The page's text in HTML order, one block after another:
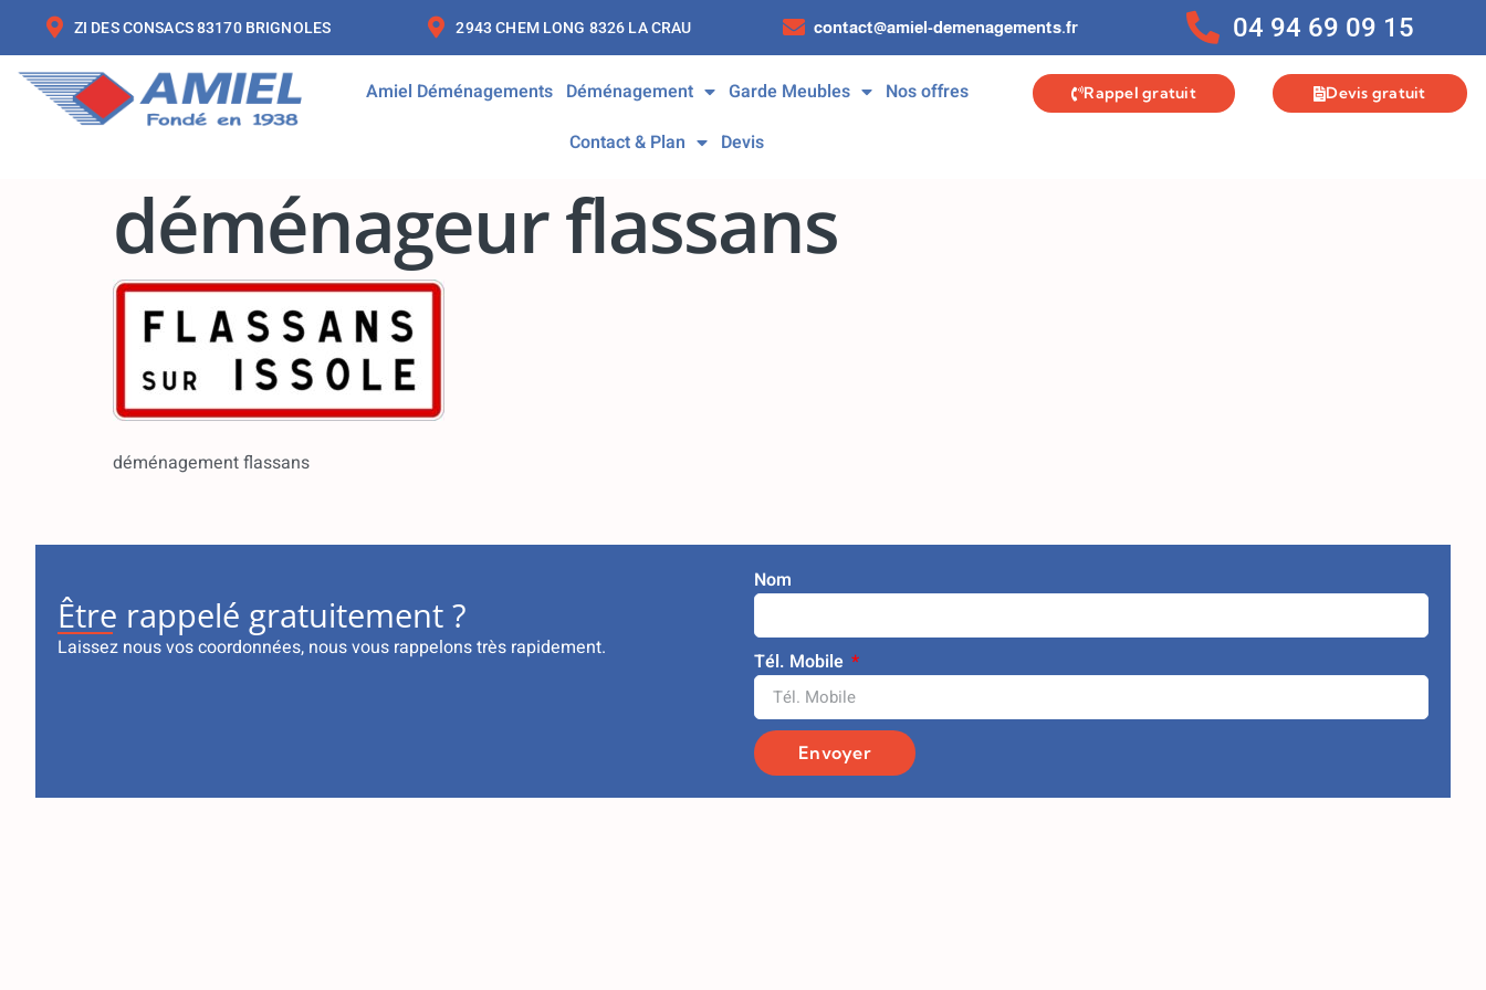
ZI DES CONSACS 83170 BRIGNOLES 2943 CHEM LONG 8326 LA CRAU contact@amiel-demenagements.fr 04 94 69 09 15
Amiel Déménagements Déménagement Garde Meubles
Nos offres
Contact & Plan
Devis
Rappel gratuit Devis gratuit
déménageur flassans
déménagement flassans
Être rappelé gratuitement ?
Laissez nous vos coordonnées, nous vous rappelons très rapidement.
Nom
Tél. Mobile
Envoyer